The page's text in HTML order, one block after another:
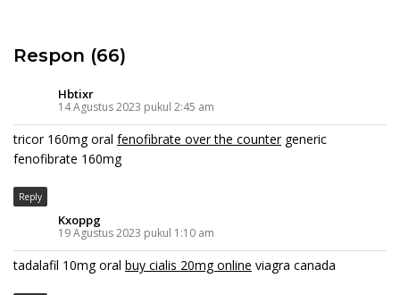
Respon (66)
Hbtixr
14 Agustus 2023 pukul 2:45 am
tricor 160mg oral fenofibrate over the countergeneric
fenofibrate 160mg
Reply
Kxoppg
19 Agustus 2023 pukul 1:10 am
tadalafil 10mg oral buy cialis 20mg online viagra canada